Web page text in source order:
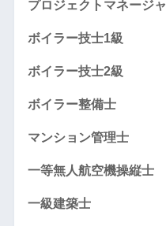
プロジェクトマネージャ
ボイラー技士1級
ボイラー技士2級
ボイラー整備士
マンション管理士
一等無人航空機操縦士
一級建築士